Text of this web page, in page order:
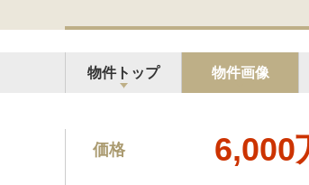
物件トップ 物件画像
価格 6,000